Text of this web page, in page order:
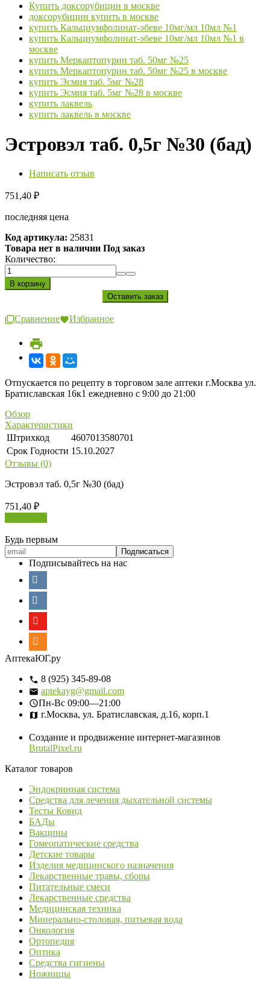
Купить доксорубицин в москве
доксорубицин купить в москве
купить Кальциумфолинат-эбеве 10мг/мл 10мл №1
купить Кальциумфолинат-эбеве 10мг/мл 10мл №1 в
москве
купить Меркаптопурин таб. 50мг №25
купить Меркаптопурин таб. 50мг №25 в москве
купить Эсмия таб. 5мг №28
купить Эсмия таб. 5мг №28 в москве
купить лаквель
купить лаквель в москве
Эстровэл таб. 0,5г №30 (бад)
Написать отзыв
751,40 ₽
последняя цена
Код артикула: 25831
Товара нет в наличии Под заказ
Количество:
Сравнение Избранное
Отпускается по рецепту в торговом зале аптеки г.Москва ул.
Братиславская 16к1 ежедневно с 9:00 до 21:00
Обзор
Характеристики
Штрихкод
4607013580701
Срок Годности 15.10.2027
Отзывы (0)
Эстровэл таб. 0,5г №30 (бад)
751,40 ₽
Будь первым
Подписывайтесь на нас
АптекаЮГ.ру
8 (925) 345-89-08
aptekayg@gmail.com
Пн-Вс 09:00—21:00
г.Москва, ул. Братиславская, д.16, корп.1
Создание и продвижение интернет-магазинов
BrutalPixel.ru
Каталог товаров
Эндокринная система
Средства для лечения дыхательной системы
Тесты Ковид
БАДы
Вакцины
Гомеопатические средства
Детские товары
Изделия медицинского назначения
Лекарственные травы, сборы
Питательные смеси
Лекарственные средства
Медицинская техника
Минерально-столовая, питьевая вода
Онкология
Ортопедия
Оптика
Средства гигиены
Ножницы